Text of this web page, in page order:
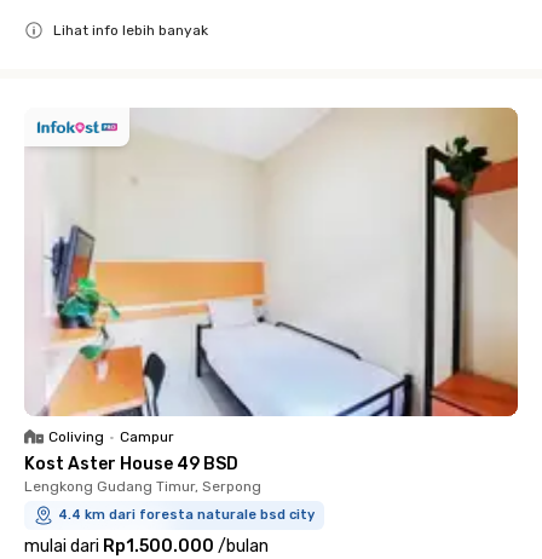
Lihat info lebih banyak
Coliving • Campur
Kost Aster House 49 BSD
Lengkong Gudang Timur, Serpong
4.4 km dari foresta naturale bsd city
mulai dari Rp1.500.000 /bulan